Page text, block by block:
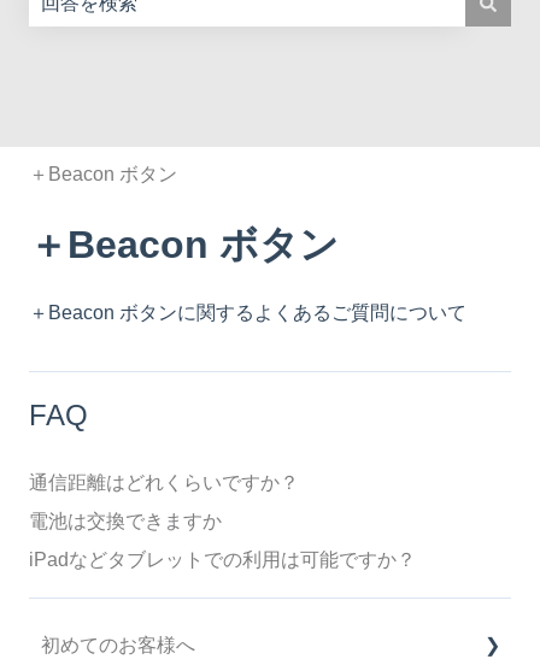
＋Beacon ボタン
＋Beacon ボタン
＋Beacon ボタンに関するよくあるご質問について
FAQ
通信距離はどれくらいですか？
電池は交換できますか
iPadなどタブレットでの利用は可能ですか？
初めてのお客様へ